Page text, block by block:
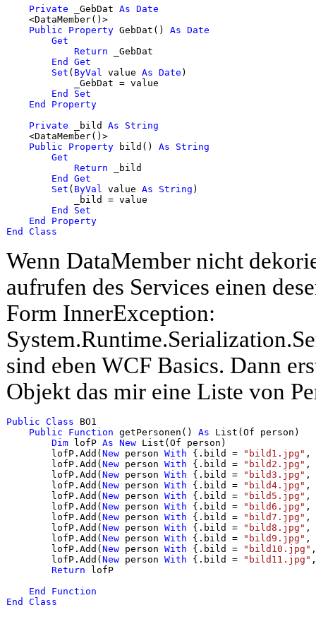
Private _GebDat As Date
    <DataMember()>
Public
Property GebDat() As Date
Get
Return _GebDat
End
Get
Set ( ByVal value As Date )
            _GebDat = value
End
Set
End
Property
Private _bild As
String
    <DataMember()>
Public
Property bild() As
String
Get
Return _bild
End
Get
Set ( ByVal value As String )
            _bild = value
End
Set
End
Property
End
Class
Wenn DataMember nicht
aufrufen des Services einen
Form InnerException:
sind eben WCF Basics. Dann
Objekt das mir eine Liste von
Public Class BO1
Public
Function getPersonen() As List(Of person)
Dim lofP As New List(Of person)
        lofP.Add(
New person With {.bild = "bild1.jpg" ,
        lofP.Add(
New person With {.bild = "bild2.jpg" ,
        lofP.Add(
New person With {.bild = "bild3.jpg" ,
        lofP.Add(
New person With {.bild = "bild4.jpg" ,
        lofP.Add(
New person With {.bild = "bild5.jpg" ,
        lofP.Add(
New person With {.bild = "bild6.jpg" ,
        lofP.Add(
New person With {.bild = "bild7.jpg" ,
        lofP.Add(
New person With {.bild = "bild8.jpg" ,
        lofP.Add(
New person With {.bild = "bild9.jpg" ,
        lofP.Add(
New person With {.bild = "bild10.jpg"
        lofP.Add(
New person With {.bild = "bild11.jpg"
Return lofP
End
Function
End
Class